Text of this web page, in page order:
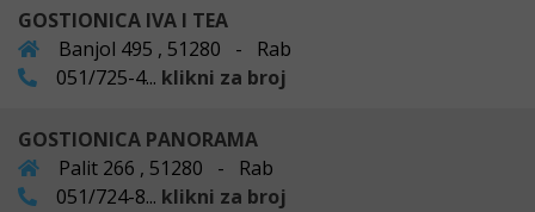
GOSTIONICA IVA I TEA
Banjol 495 , 51280 - Rab
051/725-4... klikni za broj
GOSTIONICA PANORAMA
Palit 266 , 51280 - Rab
051/724-8... klikni za broj